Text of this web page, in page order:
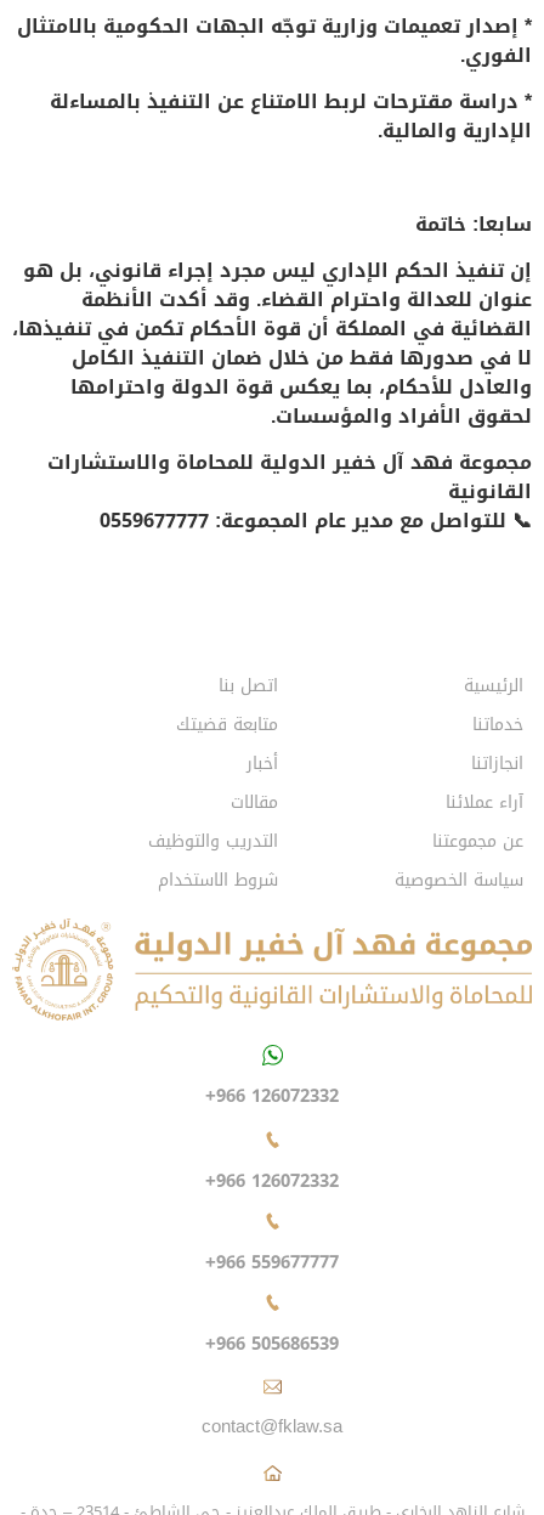
* إصدار تعميمات وزارية توجّه الجهات الحكومية بالامتثال
الفوري.
* دراسة مقترحات لربط الامتناع عن التنفيذ بالمساءلة
الإدارية والمالية.
سابعا: خاتمة
إن تنفيذ الحكم الإداري ليس مجرد إجراء قانوني، بل هو
عنوان للعدالة واحترام القضاء. وقد أكدت الأنظمة
القضائية في المملكة أن قوة الأحكام تكمن في تنفيذها،
لا في صدورها فقط من خلال ضمان التنفيذ الكامل
والعادل للأحكام، بما يعكس قوة الدولة واحترامها
لحقوق الأفراد والمؤسسات.
مجموعة فهد آل خفير الدولية للمحاماة والاستشارات
القانونية
📞 للتواصل مع مدير عام المجموعة:0559677777
الرئيسية
خدماتنا
انجازاتنا
آراء عملائنا
عن مجموعتنا
سياسة الخصوصية
اتصل بنا
متابعة قضيتك
أخبار
مقالات
التدريب والتوظيف
شروط الاستخدام
+966 126072332
+966 126072332
+966 559677777
+966 505686539
contact@fklaw.sa